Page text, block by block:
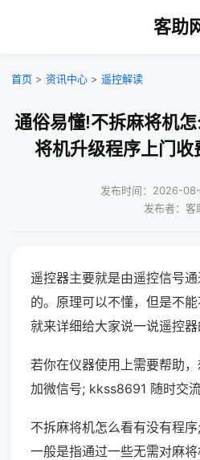
客助
首页 > 资讯中心 > 遥控解读
通俗易懂!不拆麻将机
将机升级程序上门
发布时间：2026-
发布者：客
遥控器主要就是由遥控信号
的。原理可以不懂，但是不
就来详细给大家说一说遥控器
若你在仪器使用上需要帮助
加微信号; kkss8691 随时交流
不拆麻将机怎么看有没有程
一般是指通过一些无需对麻